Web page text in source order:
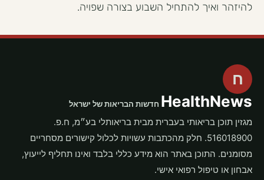
להיזהר ואיך להתחיל השבוע בצורה שפויה.
ח
HealthNews חדשות הבריאות של ישראל
מגזין תוכן בריאותי בעברית מבית בריאותלי בע״מ, ח.פ.
516018900. חלק מהכתבות עשויות לכלול קישורים מסחריים
מסומנים. התוכן באתר הוא מידע כללי בלבד ואינו תחליף לייעוץ,
אבחון או טיפול רפואי אישי.